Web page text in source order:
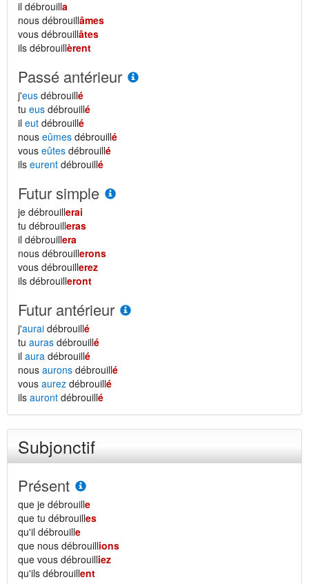
il débrouilla
nous débrouillâmes
vous débrouillâtes
ils débrouillèrent
Passé antérieur
j'eus débrouillé
tu eus débrouillé
il eut débrouillé
nous eûmes débrouillé
vous eûtes débrouillé
ils eurent débrouillé
Futur simple
je débrouillerai
tu débrouilleras
il débrouillera
nous débrouillerons
vous débrouillerez
ils débrouilleront
Futur antérieur
j'aurai débrouillé
tu auras débrouillé
il aura débrouillé
nous aurons débrouillé
vous aurez débrouillé
ils auront débrouillé
Subjonctif
Présent
que je débrouille
que tu débrouilles
qu'il débrouille
que nous débrouillions
que vous débrouilliez
qu'ils débrouillent